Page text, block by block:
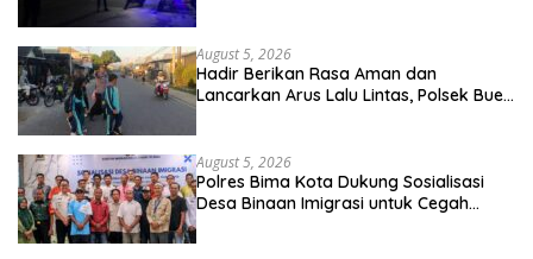
August 5, 2026
Hadir Berikan Rasa Aman dan
Lancarkan Arus Lalu Lintas, Polsek Buer
August 5, 2026
Polres Bima Kota Dukung Sosialisasi
Desa Binaan Imigrasi untuk Cegah